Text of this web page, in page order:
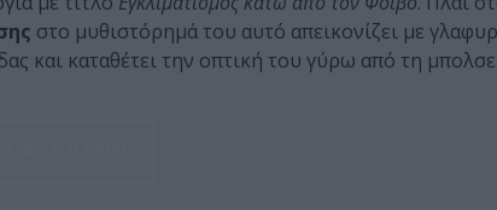
στο μυθιστόρημά του αυτό απεικονίζει με
και καταθέτει την οπτική του γύρω από τη